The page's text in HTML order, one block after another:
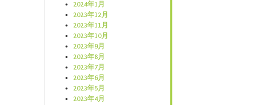
2024年1月
2023年12月
2023年11月
2023年10月
2023年9月
2023年8月
2023年7月
2023年6月
2023年5月
2023年4月